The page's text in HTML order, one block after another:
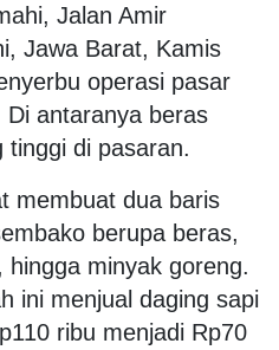
Jalan Amir
Jawa Barat, Kamis
operasi pasar
antaranya beras
tinggi di pasaran.
membuat dua baris
berupa beras,
minyak goreng.
ini menjual daging sapi
ribu menjadi Rp70